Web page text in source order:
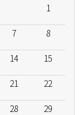
1
7 8
14 15
21 22
28 29